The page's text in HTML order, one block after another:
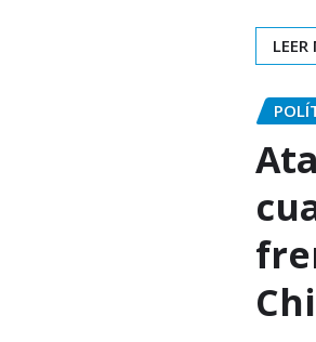
LEER